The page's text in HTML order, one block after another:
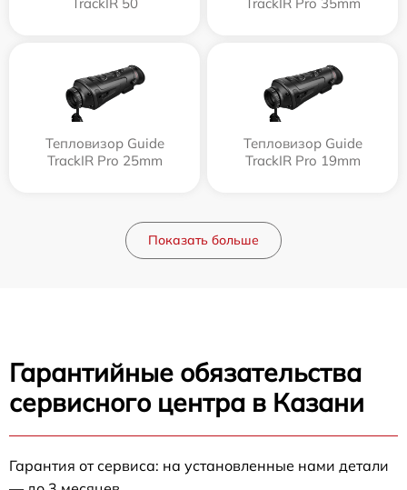
Тепловизор Guide
TrackIR Pro 25mm
Тепловизор Guide
TrackIR Pro 19mm
Показать больше
Гарантийные обязательства
сервисного центра в Казани
Гарантия от сервиса: на установленные нами детали